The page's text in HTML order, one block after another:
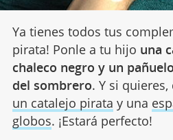
Ya tienes todos tus
pirata! Ponle a tu hijo una
chaleco negro y un
del sombrero. Y si
un catalejo pirata y una
globos. ¡Estará perfecto!